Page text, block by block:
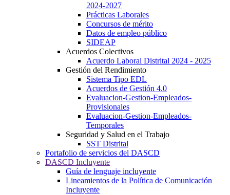
2024-2027
Prácticas Laborales
Concursos de mérito
Datos de empleo público
SIDEAP
Acuerdos Colectivos
Acuerdo Laboral Distrital 2024 - 2025
Gestión del Rendimiento
Sistema Tipo EDL
Acuerdos de Gestión 4.0
Evaluacion-Gestion-Empleados-
Provisionales
Evaluacion-Gestion-Empleados-
Temporales
Seguridad y Salud en el Trabajo
SST Distrital
Portafolio de servicios del DASCD
DASCD Incluyente
Guía de lenguaje incluyente
Lineamientos de la Política de Comunicación
Incluyente